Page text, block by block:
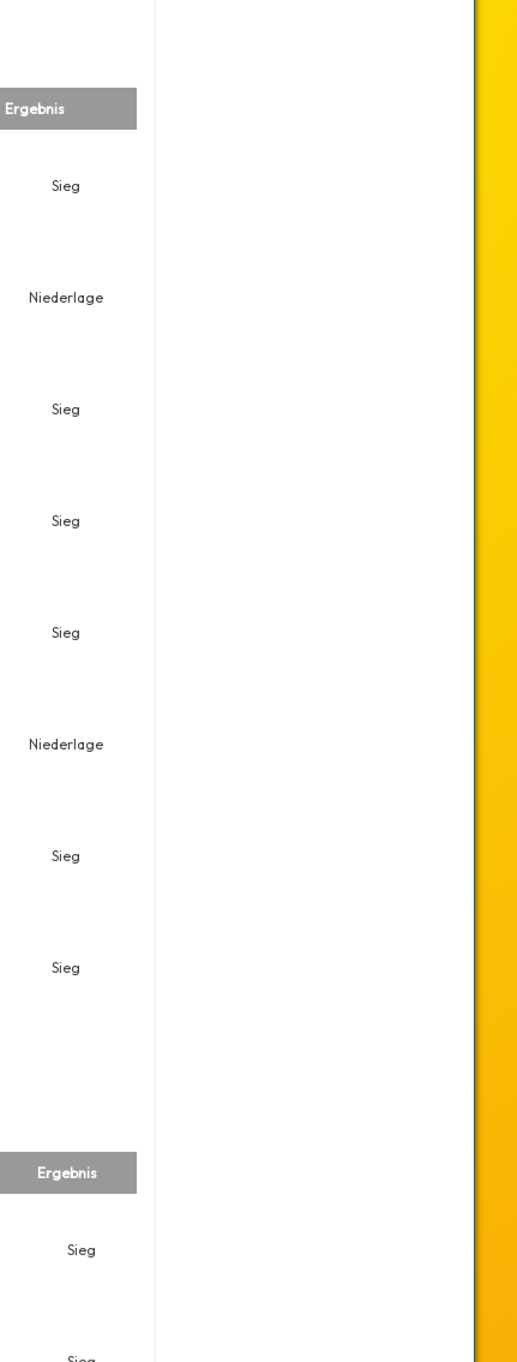
Ergebnis
Sieg
Niederlage
Sieg
Sieg
Sieg
Niederlage
Sieg
Sieg
Ergebnis
Sieg